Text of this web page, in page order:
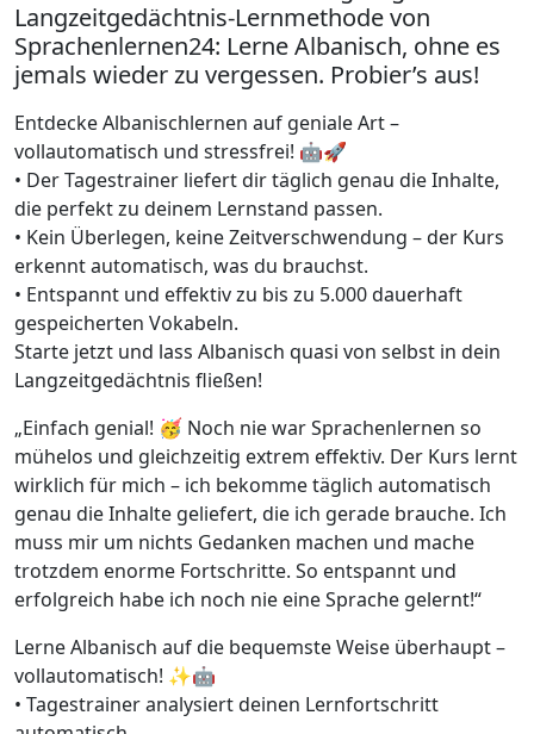
Langzeitgedächtnis-Lernmethode von
Sprachenlernen24: Lerne Albanisch, ohne es
jemals wieder zu vergessen. Probier’s aus!
Entdecke Albanischlernen auf geniale Art –
vollautomatisch und stressfrei! 🤖🚀
• Der Tagestrainer liefert dir täglich genau die Inhalte,
die perfekt zu deinem Lernstand passen.
• Kein Überlegen, keine Zeitverschwendung – der Kurs
erkennt automatisch, was du brauchst.
• Entspannt und effektiv zu bis zu 5.000 dauerhaft
gespeicherten Vokabeln.
Starte jetzt und lass Albanisch quasi von selbst in dein
Langzeitgedächtnis fließen!
„Einfach genial! 🥳 Noch nie war Sprachenlernen so
mühelos und gleichzeitig extrem effektiv. Der Kurs lernt
wirklich für mich – ich bekomme täglich automatisch
genau die Inhalte geliefert, die ich gerade brauche. Ich
muss mir um nichts Gedanken machen und mache
trotzdem enorme Fortschritte. So entspannt und
erfolgreich habe ich noch nie eine Sprache gelernt!“
Lerne Albanisch auf die bequemste Weise überhaupt –
vollautomatisch! ✨🤖
• Tagestrainer analysiert deinen Lernfortschritt